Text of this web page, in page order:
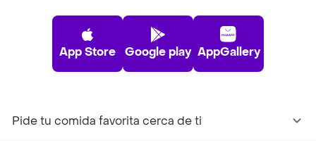
App Store Google play AppGallery
Pide tu comida favorita cerca de ti